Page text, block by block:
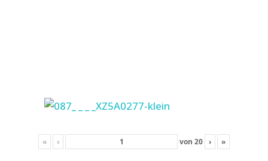
« ‹ von 20 › »